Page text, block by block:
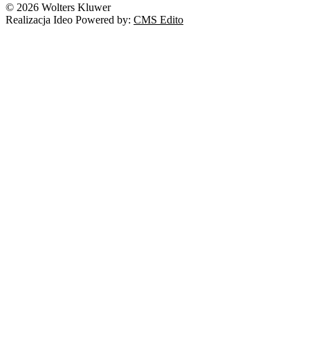
© 2026 Wolters Kluwer
Realizacja Ideo Powered by: CMS Edito